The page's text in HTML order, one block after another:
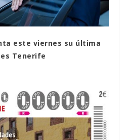
este viernes su última
Tenerife